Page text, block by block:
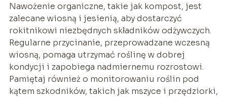
Nawożenie organiczne, takie jak kompost, jest
zalecane wiosną i jesienią, aby dostarczyć
rokitnikowi niezbędnych składników odżywczych.
Regularne przycinanie, przeprowadzane wczesną
wiosną, pomaga utrzymać roślinę w dobrej
kondycji i zapobiega nadmiernemu rozrostowi.
Pamiętaj również o monitorowaniu roślin pod
kątem szkodników, takich jak mszyce i przędziorki,